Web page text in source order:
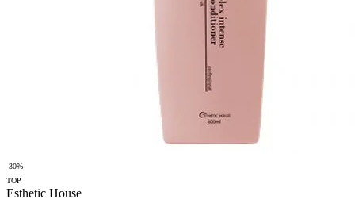
-30%
TOP
Esthetic House